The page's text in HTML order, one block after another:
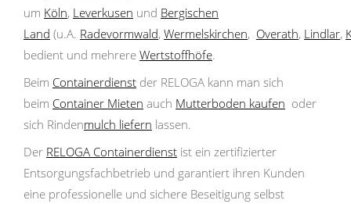
um Köln, Leverkusen und Bergischen
Land (u.A. Radevormwald, Wermelskirchen, Overath, Lindlar,
bedient und mehrere Wertstoffhöfe.
Beim Containerdienst der RELOGA kann man sich
beim Container Mieten auch Mutterboden kaufen oder
sich Rindenmulch liefern lassen.
Der RELOGA Containerdienst ist ein zertifizierter
Entsorgungsfachbetrieb und garantiert ihren Kunden
eine professionelle und sichere Beseitigung selbst